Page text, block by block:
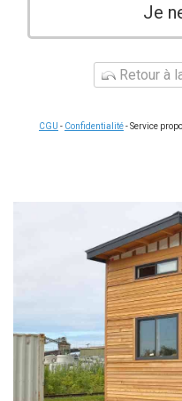
Je
Retour à
CGU - Confidentialité- Service